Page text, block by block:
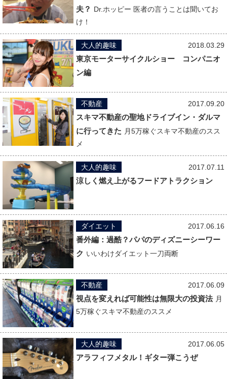
夫？ Dr.ホッピー 医者の言うことは聞いてお
け！
2018.03.29
大人的趣味
東京モーターサイクルショー コンパニオ
ン編
2017.09.20
不動産
スキマ不動産の聖地ドライブイン・ダルマ
に行ってきた 月5万稼ぐスキマ不動産のスス
メ
2017.07.11
大人的趣味
涼しく燃え上がるフードアトラクション
2017.06.16
ダイエット
番外編：過酷？パパのディズニーシーワー
ク いいわけダイエット一刀両断
2017.06.09
不動産
視点を変えれば可能性は無限大の投資法 月
5万稼ぐスキマ不動産のススメ
2017.06.05
大人的趣味
アラフィフメタル！ギター弾こうぜ